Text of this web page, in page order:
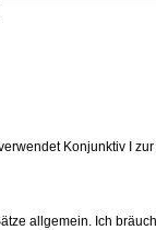
Konjunktiv I
allgemein. Ich